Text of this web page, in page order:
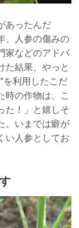
あったんだ
、人参の傷みの
家などのアドバ
た結果、やっと
を利用したこだ
時の作物は、こ
た！」と嬉しそ
。いまでは癖が
い人参としてお